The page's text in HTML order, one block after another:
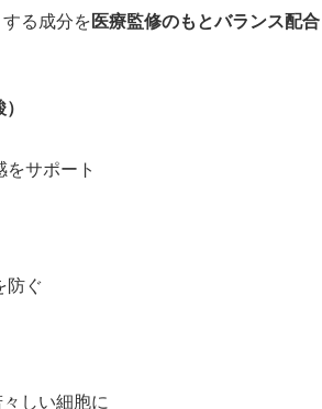
る成分を 医療監修のもとバランス配合
サポート
防ぐ
しい細胞に